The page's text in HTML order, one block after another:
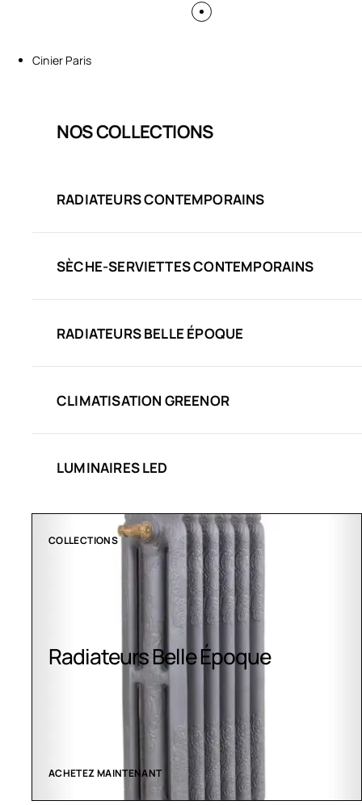
Cinier Paris
NOS COLLECTIONS
RADIATEURS CONTEMPORAINS
SÈCHE-SERVIETTES CONTEMPORAINS
RADIATEURS BELLE ÉPOQUE
CLIMATISATION GREENOR
LUMINAIRES LED
COLLECTIONS
Radiateurs Belle Époque
ACHETEZ MAINTENANT